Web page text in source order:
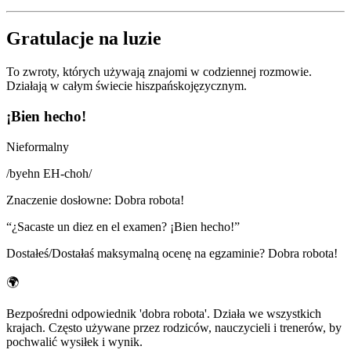
Gratulacje na luzie
To zwroty, których używają znajomi w codziennej rozmowie.
Działają w całym świecie hiszpańskojęzycznym.
¡Bien hecho!
Nieformalny
/byehn EH-choh/
Znaczenie dosłowne: Dobra robota!
“¿Sacaste un diez en el examen? ¡Bien hecho!”
Dostałeś/Dostałaś maksymalną ocenę na egzaminie? Dobra robota!
🌍
Bezpośredni odpowiednik 'dobra robota'. Działa we wszystkich
krajach. Często używane przez rodziców, nauczycieli i trenerów, by
pochwalić wysiłek i wynik.